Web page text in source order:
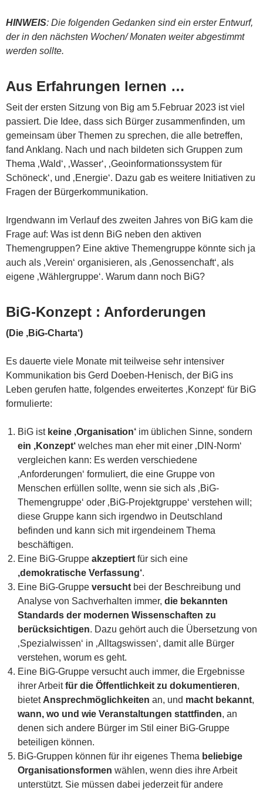
HINWEIS: Die folgenden Gedanken sind ein erster Entwurf,
der in den nächsten Wochen/ Monaten weiter abgestimmt
werden sollte.
Aus Erfahrungen lernen …
Seit der ersten Sitzung von Big am 5.Februar 2023 ist viel
passiert. Die Idee, dass sich Bürger zusammenfinden, um
gemeinsam über Themen zu sprechen, die alle betreffen,
fand Anklang. Nach und nach bildeten sich Gruppen zum
Thema ‚Wald‘, ‚Wasser‘, ‚Geoinformationssystem für
Schöneck‘, und ‚Energie‘. Dazu gab es weitere Initiativen zu
Fragen der Bürgerkommunikation.
Irgendwann im Verlauf des zweiten Jahres von BiG kam die
Frage auf: Was ist denn BiG neben den aktiven
Themengruppen? Eine aktive Themengruppe könnte sich ja
auch als ‚Verein‘ organisieren, als ‚Genossenchaft‘, als
eigene ‚Wählergruppe‘. Warum dann noch BiG?
BiG-Konzept : Anforderungen
(Die ‚BiG-Charta‘)
Es dauerte viele Monate mit teilweise sehr intensiver
Kommunikation bis Gerd Doeben-Henisch, der BiG ins
Leben gerufen hatte, folgendes erweitertes ‚Konzept‘ für BiG
formulierte:
BiG ist keine ‚Organisation‘ im üblichen Sinne, sondern
ein ‚Konzept‘ welches man eher mit einer ‚DIN-Norm‘
vergleichen kann: Es werden verschiedene
‚Anforderungen‘ formuliert, die eine Gruppe von
Menschen erfüllen sollte, wenn sie sich als ‚BiG-
Themengruppe‘ oder ‚BiG-Projektgruppe‘ verstehen will;
diese Gruppe kann sich irgendwo in Deutschland
befinden und kann sich mit irgendeinem Thema
beschäftigen.
Eine BiG-Gruppe akzeptiert für sich eine
‚demokratische Verfassung‘.
Eine BiG-Gruppe versucht bei der Beschreibung und
Analyse von Sachverhalten immer, die bekannten
Standards der modernen Wissenschaften zu
berücksichtigen. Dazu gehört auch die Übersetzung von
‚Spezialwissen‘ in ‚Alltagswissen‘, damit alle Bürger
verstehen, worum es geht.
Eine BiG-Gruppe versucht auch immer, die Ergebnisse
ihrer Arbeitfür die Öffentlichkeit zu dokumentieren,
bietet Ansprechmöglichkeiten an, und macht bekannt,
wann, wo und wie Veranstaltungen stattfinden, an
denen sich andere Bürger im Stil einer BiG-Gruppe
beteiligen können.
BiG-Gruppen können für ihr eigenes Thema beliebige
Organisationsformen wählen, wenn dies ihre Arbeit
unterstützt. Sie müssen dabei jederzeit für andere